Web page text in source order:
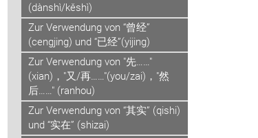
(dànshì/kěshì)
Zur Verwendung von “曾经”
(cengjing) und “已经”(yijing)
Zur Verwendung von "先……"
(xian)，"又/再……"(you/zai)，"然
后……" (ranhou)
Zur Verwendung von “其实” (qishi)
und “实在” (shizai)